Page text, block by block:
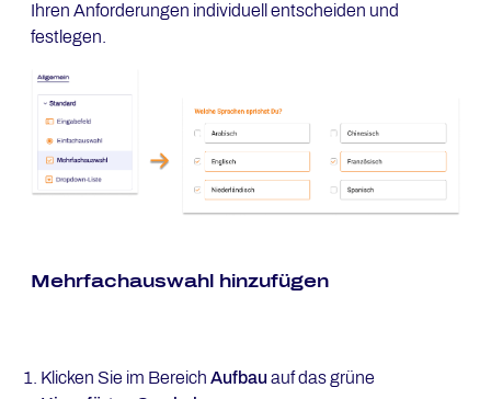
Ihren Anforderungen individuell entscheiden und
festlegen.
Mehrfachauswahl hinzufügen
Klicken Sie im Bereich Aufbau auf das grüne